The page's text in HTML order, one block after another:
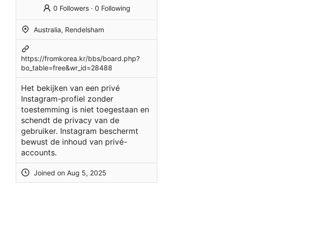
0 Followers· 0 Following
Australia, Rendelsham
https://fromkorea.kr/bbs/board.php?
bo_table=free&wr_id=28488
Het bekijken van een privé
Instagram-profiel zonder
toestemming is niet toegestaan en
schendt de privacy van de
gebruiker. Instagram beschermt
bewust de inhoud van privé-
accounts.
Joined on